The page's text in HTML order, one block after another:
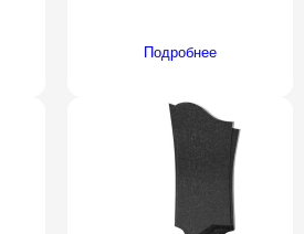
Подробнее